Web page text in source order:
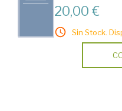
20,00 €
Sin Stock.